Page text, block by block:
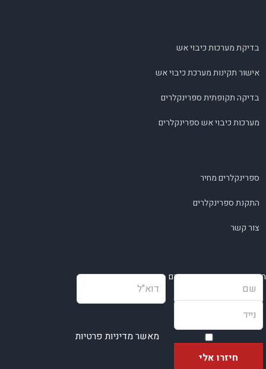
בדיקת מערכות כיבוי אש
אישור תקינות מערכת כיבוי אש
בדיקה תקופתית ספרינקלרים
מערכות כיבוי אש ספרינקלרים
ספרינקלרים מחיר
התקנת ספרינקלרים
צור קשר
השאירו פרטים ונחזור בהקדם
מאשר מדיניות פרטיות